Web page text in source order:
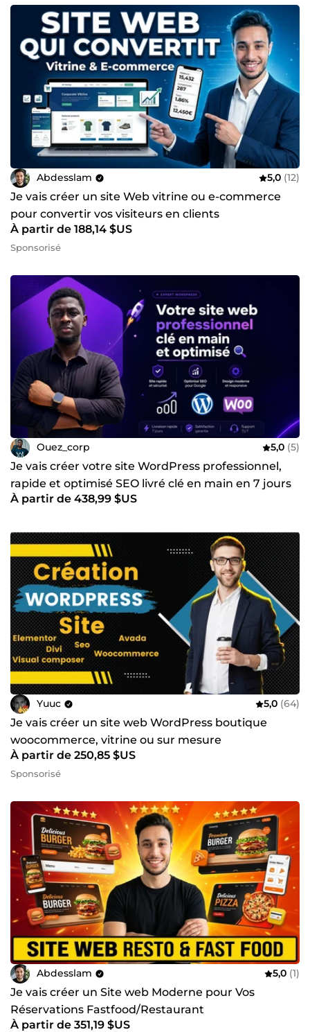
Abdesslam 5,0 (12)
Je vais créer un site Web vitrine ou e-commerce
pour convertir vos visiteurs en clients
À partir de 188,14 $US
Sponsorisé
Ouez_corp 5,0 (5)
Je vais créer votre site WordPress professionnel,
rapide et optimisé SEO livré clé en main en 7 jours
À partir de 438,99 $US
Yuuc 5,0 (64)
Je vais créer un site web WordPress boutique
woocommerce, vitrine ou sur mesure
À partir de 250,85 $US
Sponsorisé
Abdesslam 5,0 (1)
Je vais créer un Site web Moderne pour Vos
Réservations Fastfood/Restaurant
À partir de 351,19 $US